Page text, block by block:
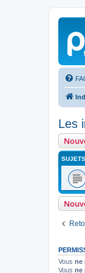
Les
SUJETS
Vous ne
Vous ne